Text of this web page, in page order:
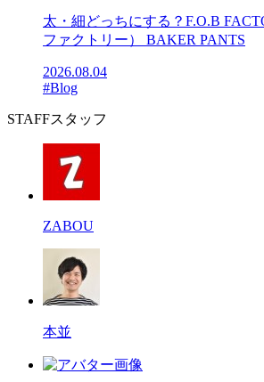
太・細どっちにする？F.O.B
ファクトリー） BAKER PANTS
2026.08.04
#Blog
STAFFスタッフ
ZABOU
本並